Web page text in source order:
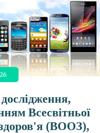
Всесвітньої
здоров'я (ВООЗ),